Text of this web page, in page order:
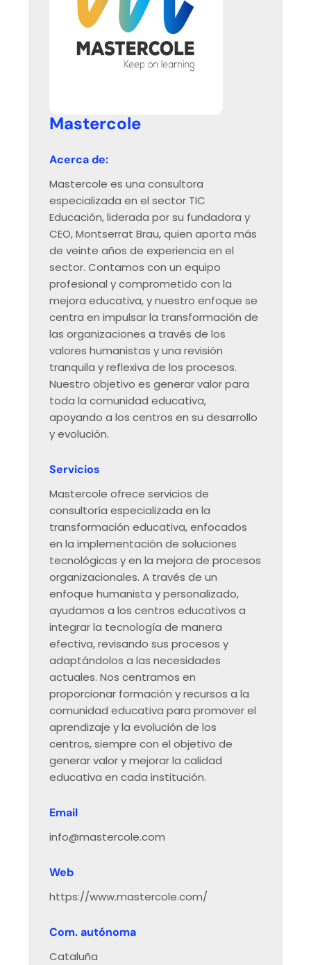
Mastercole
Acerca de:
Mastercole es una consultora
especializada en el sector TIC
Educación, liderada por su fundadora y
CEO, Montserrat Brau, quien aporta más
de veinte años de experiencia en el
sector. Contamos con un equipo
profesional y comprometido con la
mejora educativa, y nuestro enfoque se
centra en impulsar la transformación de
las organizaciones a través de los
valores humanistas y una revisión
tranquila y reflexiva de los procesos.
Nuestro objetivo es generar valor para
toda la comunidad educativa,
apoyando a los centros en su desarrollo
y evolución.
Servicios
Mastercole ofrece servicios de
consultoría especializada en la
transformación educativa, enfocados
en la implementación de soluciones
tecnológicas y en la mejora de procesos
organizacionales. A través de un
enfoque humanista y personalizado,
ayudamos a los centros educativos a
integrar la tecnología de manera
efectiva, revisando sus procesos y
adaptándolos a las necesidades
actuales. Nos centramos en
proporcionar formación y recursos a la
comunidad educativa para promover el
aprendizaje y la evolución de los
centros, siempre con el objetivo de
generar valor y mejorar la calidad
educativa en cada institución.
Email
info@mastercole.com
Web
https://www.mastercole.com/
Com. autónoma
Cataluña